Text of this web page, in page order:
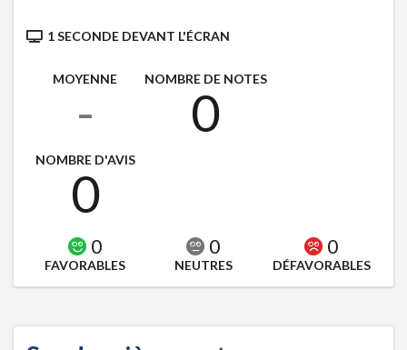
1 SECONDE DEVANT L'ÉCRAN
MOYENNE
-
NOMBRE DE NOTES
0
NOMBRE D'AVIS
0
0
FAVORABLES
0
NEUTRES
0
DÉFAVORABLES